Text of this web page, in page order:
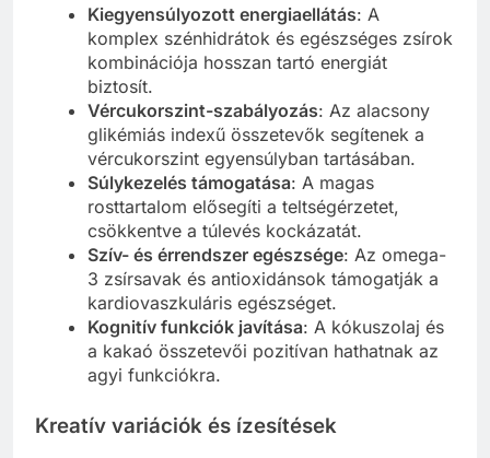
Kiegyensúlyozott energiaellátás: A
komplex szénhidrátok és egészséges zsírok
kombinációja hosszan tartó energiát
biztosít.
Vércukorszint-szabályozás: Az alacsony
glikémiás indexű összetevők segítenek a
vércukorszint egyensúlyban tartásában.
Súlykezelés támogatása: A magas
rosttartalom elősegíti a teltségérzetet,
csökkentve a túlevés kockázatát.
Szív- és érrendszer egészsége: Az omega-
3 zsírsavak és antioxidánsok támogatják a
kardiovaszkuláris egészséget.
Kognitív funkciók javítása: A kókuszolaj és
a kakaó összetevői pozitívan hathatnak az
agyi funkciókra.
Kreatív variációk és ízesítések